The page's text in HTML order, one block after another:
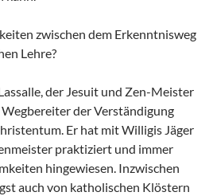
zwischen dem Erkenntnisweg
Lehre?
der Jesuit und Zen-Meister
der Verständigung
Er hat mit Willigis Jäger
praktiziert und immer
hingewiesen. Inzwischen
auch von katholischen Klöstern